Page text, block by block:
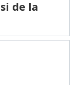
de la